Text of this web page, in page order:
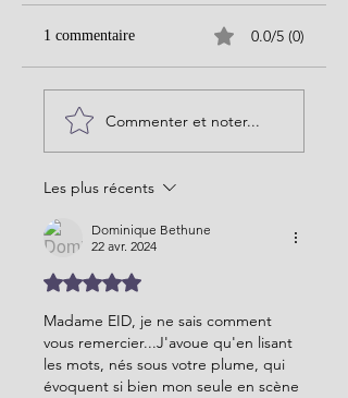
1 commentaire 0.0/5 (0)
Commenter et noter...
Les plus récents
Dominique Bethune
22 avr. 2024
Noté 5 étoiles sur 5.
Madame EID, je ne sais comment
vous remercier...J'avoue qu'en lisant
les mots, nés sous votre plume, qui
évoquent si bien mon seule en scène